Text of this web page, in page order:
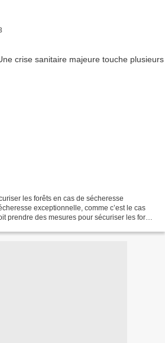
les forêts en cas de sécheresse
exceptionnelle, comme c’est le cas
prendre des mesures pour sécuriser les forêts